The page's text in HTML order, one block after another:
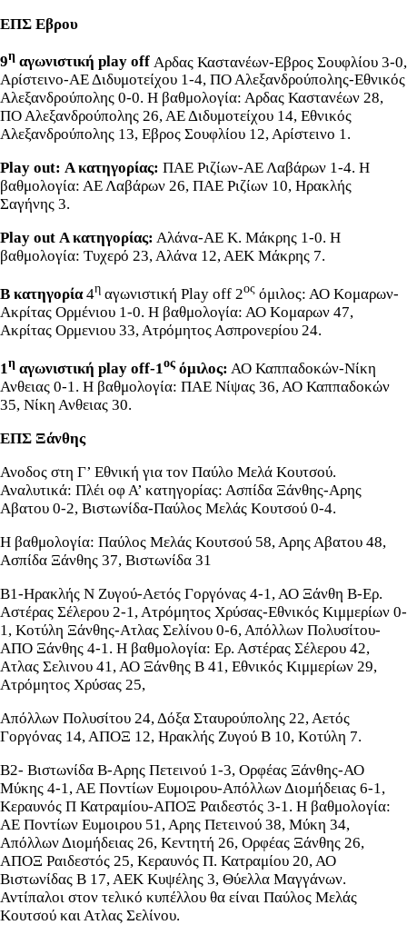
ΕΠΣ Εβρου
9η αγωνιστική play off Αρδας Καστανέων-Εβρος Σουφλίου 3-0,
Αρίστεινο-ΑΕ Διδυμοτείχου 1-4, ΠΟ Αλεξανδρούπολης-Εθνικός
Αλεξανδρούπολης 0-0. Η βαθμολογία: Αρδας Καστανέων 28,
ΠΟ Αλεξανδρούπολης 26, ΑΕ Διδυμοτείχου 14, Εθνικός
Αλεξανδρούπολης 13, Εβρος Σουφλίου 12, Αρίστεινο 1.
Play out: Α κατηγορίας: ΠΑΕ Ριζίων-ΑΕ Λαβάρων 1-4. Η
βαθμολογία: ΑΕ Λαβάρων 26, ΠΑΕ Ριζίων 10, Ηρακλής
Σαγήνης 3.
Play out Α κατηγορίας: Αλάνα-ΑΕ Κ. Μάκρης 1-0. Η
βαθμολογία: Τυχερό 23, Αλάνα 12, ΑΕΚ Μάκρης 7.
Β κατηγορία4η αγωνιστική Play off 2ος όμιλος: ΑΟ Κομαρων-
Ακρίτας Ορμένιου 1-0. Η βαθμολογία: ΑΟ Κομαρων 47,
Ακρίτας Ορμενιου 33, Ατρόμητος Ασπρονερίου 24.
1η αγωνιστική play off-1ος όμιλος: ΑΟ Καππαδοκών-Νίκη
Ανθειας 0-1. Η βαθμολογία: ΠΑΕ Νίψας 36, ΑΟ Καππαδοκών
35, Νίκη Ανθειας 30.
ΕΠΣ Ξάνθης
Ανοδος στη Γ’ Εθνική για τον Παύλο Μελά Κουτσού.
Αναλυτικά: Πλέι οφ Α’ κατηγορίας: Ασπίδα Ξάνθης-Αρης
Αβατου 0-2, Βιστωνίδα-Παύλος Μελάς Κουτσού 0-4.
H βαθμολογία: Παύλος Μελάς Κουτσού 58, Αρης Αβατου 48,
Ασπίδα Ξάνθης 37, Βιστωνίδα 31
Β1-Ηρακλής Ν Ζυγού-Αετός Γοργόνας 4-1, ΑΟ Ξάνθη Β-Ερ.
Αστέρας Σέλερου 2-1, Ατρόμητος Χρύσας-Εθνικός Κιμμερίων 0-
1, Κοτύλη Ξάνθης-Ατλας Σελίνου 0-6, Απόλλων Πολυσίτου-
ΑΠΟ Ξάνθης 4-1. Η βαθμολογία: Ερ. Αστέρας Σέλερου 42,
Ατλας Σελινου 41, ΑΟ Ξάνθης Β 41, Εθνικός Κιμμερίων 29,
Ατρόμητος Χρύσας 25,
Απόλλων Πολυσίτου 24, Δόξα Σταυρούπολης 22, Αετός
Γοργόνας 14, ΑΠΟΞ 12, Ηρακλής Ζυγού Β 10, Κοτύλη 7.
Β2- Βιστωνίδα Β-Αρης Πετεινού 1-3, Ορφέας Ξάνθης-ΑΟ
Μύκης 4-1, ΑΕ Ποντίων Ευμοιρου-Απόλλων Διομήδειας 6-1,
Κεραυνός Π Κατραμίου-ΑΠΟΞ Ραιδεστός 3-1. Η βαθμολογία:
ΑΕ Ποντίων Ευμοιρου 51, Αρης Πετεινού 38, Μύκη 34,
Απόλλων Διομήδειας 26, Κεντητή 26, Ορφέας Ξάνθης 26,
ΑΠΟΞ Ραιδεστός 25, Κεραυνός Π. Κατραμίου 20, ΑΟ
Βιστωνίδας Β 17, ΑΕΚ Κυψέλης 3, Θύελλα Μαγγάνων.
Αντίπαλοι στον τελικό κυπέλλου θα είναι Παύλος Μελάς
Κουτσού και Ατλας Σελίνου.